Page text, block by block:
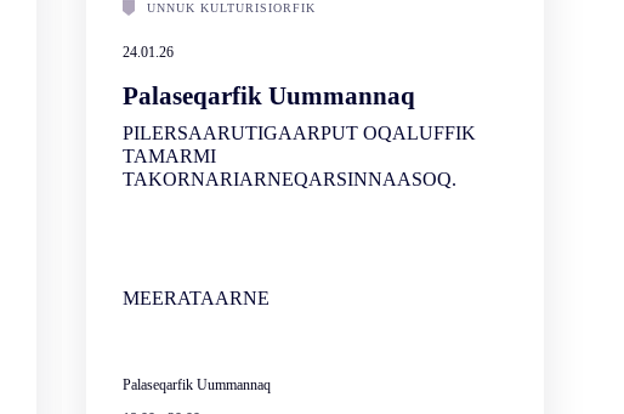
UNNUK KULTURISIORFIK
24.01.26
Palaseqarfik Uummannaq
PILERSAARUTIGAARPUT OQALUFFIK
TAMARMI
TAKORNARIARNEQARSINNAASOQ.
MEERATAARNE
Palaseqarfik Uummannaq